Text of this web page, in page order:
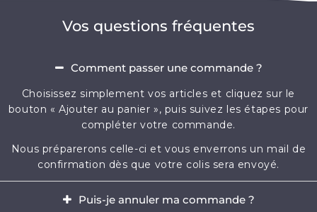
Vos questions fréquentes
Comment passer une commande ?
Choisissez simplement vos articles et cliquez sur le
bouton « Ajouter au panier », puis suivez les étapes pour
compléter votre commande.
Nous préparerons celle-ci et vous enverrons un mail de
confirmation dès que votre colis sera envoyé.
Puis-je annuler ma commande ?